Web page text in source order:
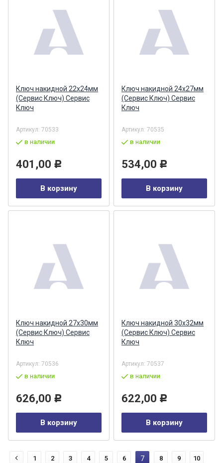
Ключ накидной 22х24мм
(Сервис Ключ) Сервис
Ключ
Артикул: 70533
в наличии
401,00 Р
В корзину
Ключ накидной 24х27мм
(Сервис Ключ) Сервис
Ключ
Артикул: 70535
в наличии
534,00 Р
В корзину
Ключ накидной 27х30мм
(Сервис Ключ) Сервис
Ключ
Артикул: 70536
в наличии
626,00 Р
В корзину
Ключ накидной 30х32мм
(Сервис Ключ) Сервис
Ключ
Артикул: 70537
в наличии
622,00 Р
В корзину
1 2 3 4 5 6 7 8 9 10